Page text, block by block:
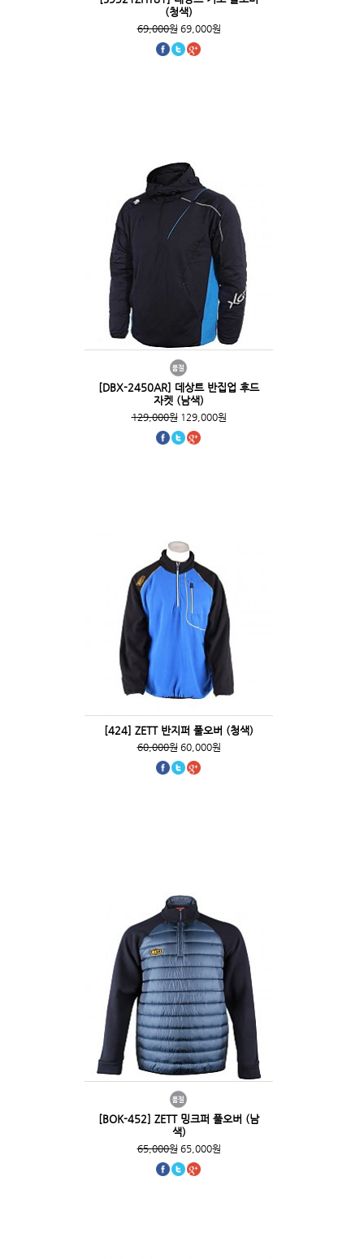
(청색)
69,000원69,000원
[DBX-2450AR] 데상트 반집업 후드
자켓 (남색)
129,000원129,000원
[424] ZETT 반지퍼 풀오버 (청색)
60,000원60,000원
[BOK-452] ZETT 밍크퍼 풀오버 (남
색)
65,000원65,000원